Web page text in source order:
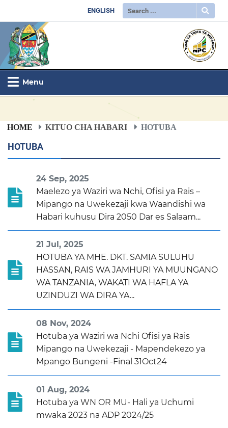
ENGLISH
Menu
HOME KITUO CHA HABARI HOTUBA
HOTUBA
24 Sep, 2025
Maelezo ya Waziri wa Nchi, Ofisi ya Rais –
Mipango na Uwekezaji kwa Waandishi wa
Habari kuhusu Dira 2050 Dar es Salaam...
21 Jul, 2025
HOTUBA YA MHE. DKT. SAMIA SULUHU
HASSAN, RAIS WA JAMHURI YA MUUNGANO
WA TANZANIA, WAKATI WA HAFLA YA
UZINDUZI WA DIRA YA...
08 Nov, 2024
Hotuba ya Waziri wa Nchi Ofisi ya Rais
Mipango na Uwekezaji - Mapendekezo ya
Mpango Bungeni -Final 31Oct24
01 Aug, 2024
Hotuba ya WN OR MU- Hali ya Uchumi
mwaka 2023 na ADP 2024/25